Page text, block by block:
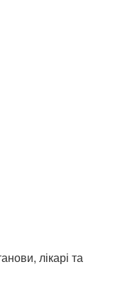
лікарі та